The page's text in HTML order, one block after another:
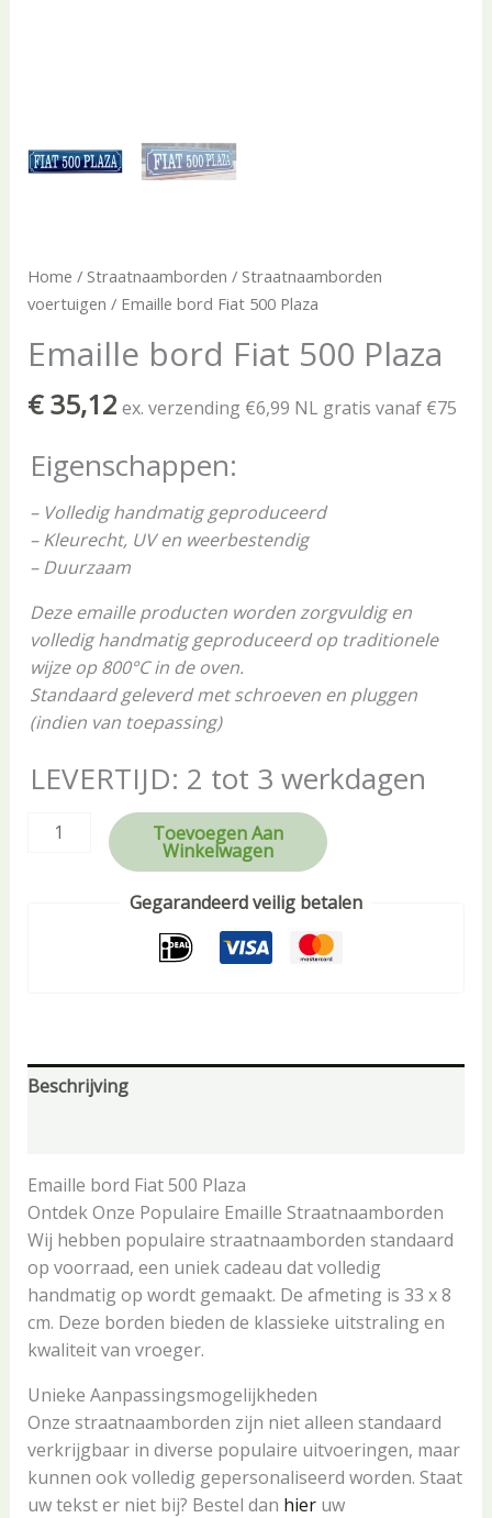
Home / Straatnaamborden / Straatnaamborden
voertuigen / Emaille bord Fiat 500 Plaza
Emaille bord Fiat 500 Plaza
€35,12 ex. verzending €6,99 NL gratis vanaf €75
Eigenschappen:
– Volledig handmatig geproduceerd
– Kleurecht, UV en weerbestendig
– Duurzaam
Deze emaille producten worden zorgvuldig en
volledig handmatig geproduceerd op traditionele
wijze op 800°C in de oven.
Standaard geleverd met schroeven en pluggen
(indien van toepassing)
LEVERTIJD: 2 tot 3 werkdagen
Toevoegen Aan
Winkelwagen
Gegarandeerd veilig betalen
Beschrijving
Emaille bord Fiat 500 Plaza
Ontdek Onze Populaire Emaille Straatnaamborden
Wij hebben populaire straatnaamborden standaard
op voorraad, een uniek cadeau dat volledig
handmatig op wordt gemaakt. De afmeting is 33 x 8
cm. Deze borden bieden de klassieke uitstraling en
kwaliteit van vroeger.
Unieke Aanpassingsmogelijkheden
Onze straatnaamborden zijn niet alleen standaard
verkrijgbaar in diverse populaire uitvoeringen, maar
kunnen ook volledig gepersonaliseerd worden. Staat
uw tekst er niet bij? Bestel dan hieruw